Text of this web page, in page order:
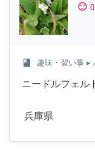
sentiment_satisfied 0
class 趣味・習い事 ▸
ニードルフェル
兵庫県